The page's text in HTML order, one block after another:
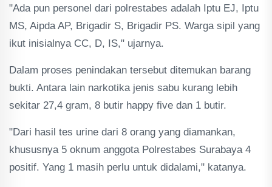
"Ada pun personel dari polrestabes adalah Iptu EJ, Iptu
MS, Aipda AP, Brigadir S, Brigadir PS. Warga sipil yang
ikut inisialnya CC, D, IS," ujarnya.
Dalam proses penindakan tersebut ditemukan barang
bukti. Antara lain narkotika jenis sabu kurang lebih
sekitar 27,4 gram, 8 butir happy five dan 1 butir.
"Dari hasil tes urine dari 8 orang yang diamankan,
khususnya 5 oknum anggota Polrestabes Surabaya 4
positif. Yang 1 masih perlu untuk didalami," katanya.